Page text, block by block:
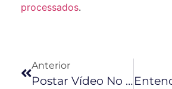
processados.
Anterior
Postar Vídeo No YouTube: Qual O Melhor Dia Para Postar?